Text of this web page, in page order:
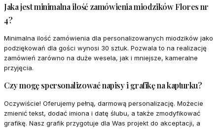
Jaka jest minimalna ilość zamówienia miodzików Flores nr
4?
Minimalna ilość zamówienia dla personalizowanych miodzików jako
podziękowań dla gości wynosi 30 sztuk. Pozwala to na realizację
zamówień zarówno na duże wesela, jak i mniejsze, kameralne
przyjęcia.
Czy mogę spersonalizować napisy i grafikę na kapturku?
Oczywiście! Oferujemy pełną, darmową personalizację. Możecie
zmienić tekst, dodać imiona i datę ślubu, a także zmodyfikować
grafikę. Nasz grafik przygotuje dla Was projekt do akceptacji, a